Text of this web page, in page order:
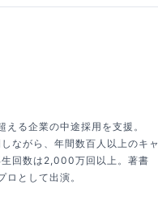
る企業の中途採用を支援。
ながら、年間数百人以上のキャ
生回数は2,000万回以上。著書
ロとして出演。